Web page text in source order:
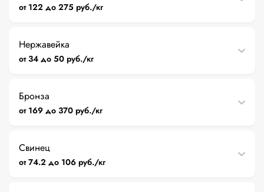
от 122 до 275 руб./кг
Нержавейка
от 34 до 50 руб./кг
Бронза
от 169 до 370 руб./кг
Свинец
от 74.2 до 106 руб./кг